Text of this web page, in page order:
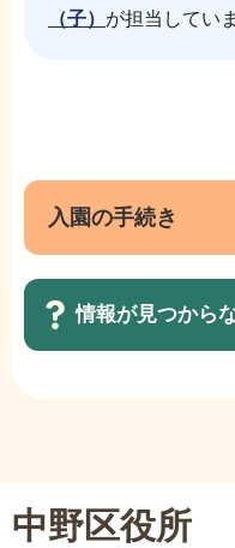
（子） が担当してい
こ
ま
で
ブ
ビ
ゲ
シ
か
入園の手続き
情報が見つから
ゲ
中野区役所